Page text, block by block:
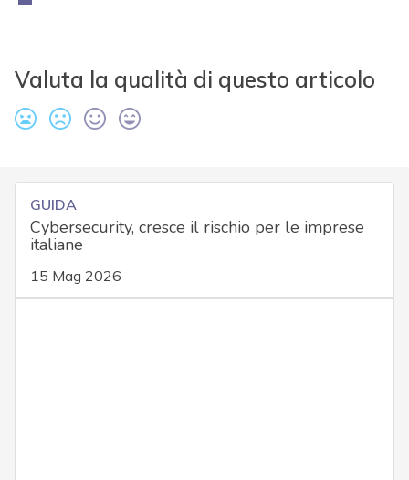
Valuta la qualità di questo articolo
GUIDA
Cybersecurity, cresce il rischio per le imprese
italiane
15 Mag 2026